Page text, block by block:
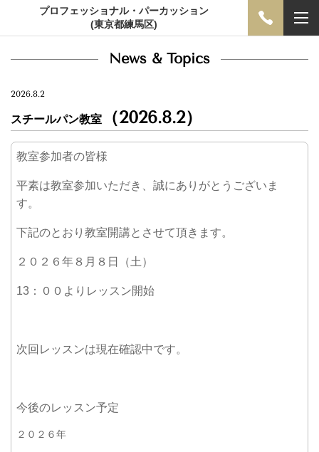
プロフェッショナル・パーカッション
(東京都練馬区)
News & Topics
2026.8.2
スチールパン教室 （2026.8.2）
教室参加者の皆様
平素は教室参加いただき、誠にありがとうございま
す。
下記のとおり教室開講とさせて頂きます。
２０２６年８月８日（土）
13：００よりレッスン開始
次回レッスンは現在確認中です。
今後のレッスン予定
２０２６年